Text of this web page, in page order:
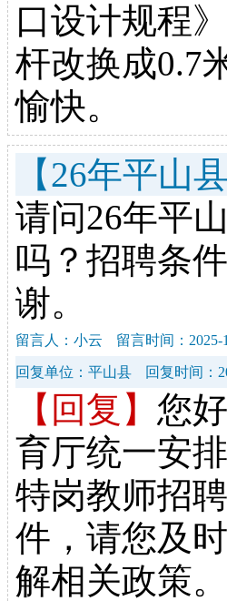
口设计规程
杆改换成0.7
愉快。
【26年平山
请问26年平
吗？招聘条
谢。
留言人：小云 留言时间：2025-
回复单位：平山县 回复时间：
【回复】 您
育厅统一安
特岗教师招
件，请您及
解相关政策